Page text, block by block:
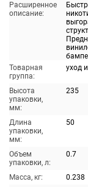
Расширенное
описание:
Товарная
группа:
уход
Высота
упаковки,
мм:
235
Длина
упаковки,
мм:
50
Объем
упаковки, л:
0.7
Масса, кг:
0.238